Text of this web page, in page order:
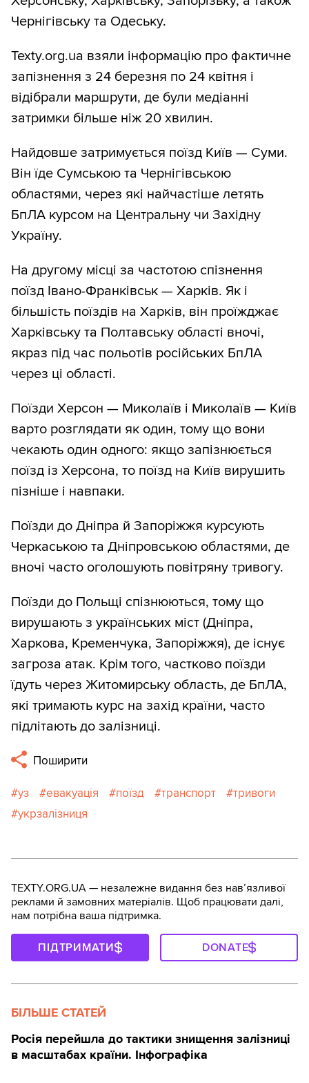
Чернігівську та Одеську.
Texty.org.ua взяли інформацію про фактичне
запізнення з 24 березня по 24 квітня і
відібрали маршрути, де були медіанні
затримки більше ніж 20 хвилин.
Найдовше затримується поїзд Київ — Суми.
Він їде Сумською та Чернігівською
областями, через які найчастіше летять
БпЛА курсом на Центральну чи Західну
Україну.
На другому місці за частотою спізнення
поїзд Івано-Франківськ — Харків. Як і
більшість поїздів на Харків, він проїжджає
Харківську та Полтавську області вночі,
якраз під час польотів російських БпЛА
через ці області.
Поїзди Херсон — Миколаїв і Миколаїв — Київ
варто розглядати як один, тому що вони
чекають один одного: якщо запізнюється
поїзд із Херсона, то поїзд на Київ вирушить
пізніше і навпаки.
Поїзди до Дніпра й Запоріжжя курсують
Черкаською та Дніпровською областями, де
вночі часто оголошують повітряну тривогу.
Поїзди до Польщі спізнюються, тому що
вирушають з українських міст (Дніпра,
Харкова, Кременчука, Запоріжжя), де існує
загроза атак. Крім того, частково поїзди
їдуть через Житомирську область, де БпЛА,
які тримають курс на захід країни, часто
підлітають до залізниці.
Поширити
уз евакуація поїзд транспорт
тривоги
укрзалізниця
TEXTY.ORG.UA — незалежне видання без навʼязливої
реклами й замовних матеріалів. Щоб працювати далі,
нам потрібна ваша підтримка.
ПІДТРИМАТИ DONATE
БІЛЬШЕ СТАТЕЙ
Росія перейшла до тактики знищення залізниці
в масштабах країни. Інфографіка